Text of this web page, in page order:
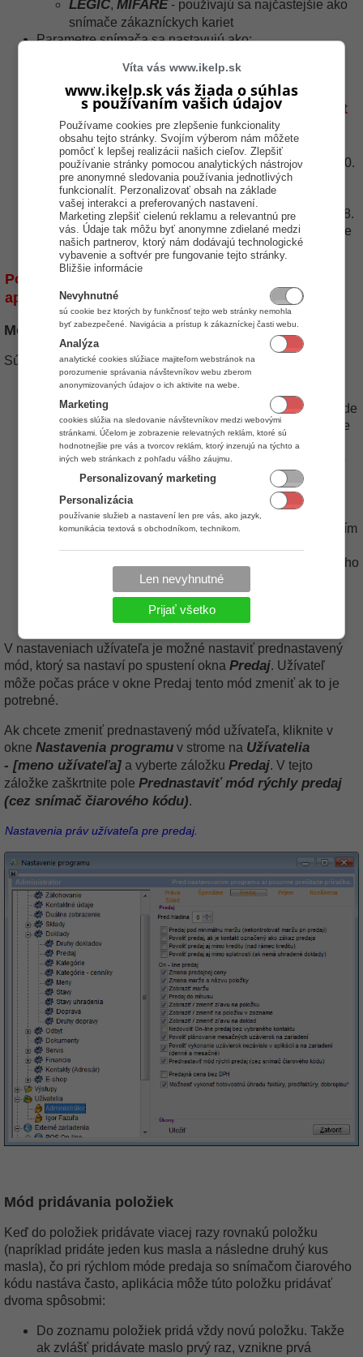
LEGIC, MIFARE- používajú sa najčastejšie ako
snímače zákazníckych kariet
Parametre snímača sa nastavujú ako:
(napríklad "6,9600,n,8,1#0")
port - číslo portu, na ktorom je snímač pripojený.
Najčastejšie musíte zmeniť len port
snímača.Ostatné parametre zostávajú
rovnaké.
rychlost - rýchlosť prenosu dát. Najčastejšie 9600.
parita - párna (p) alebo nepárna (n) parita.
Najčastejšie nepárna (n).
datove_bity - počet dátových bitov. Najčastejšie 8.
riadenie_toku - typ riadenia typu dát. Najčastejšie
0 - žiadne.
Po uložení konfigurácie musíte vypnúť a zapnúť
aplikáciu.
Mód predaja pomocou snímača čiarových kódov
Sú dva módy predaja pomocou snímača čiarových kódov:
Normálny- pri normálnom predaji sa po odsnímaní
čiarového kódu v okne Predaj vyplnia informácie o kóde
karty, názve karty a ceny karty. Skladové karta však nie
je okamžite pridaná do účtenky a predavač musí
pridanie skladovej karty do účtenky potvrdiť manuálne
(cez klávesnicu alebo myš).
Rýchly
- pri rýchlom móde predaja sa tovar po
odsnímaní čiarového kódu okamžite pridá do
rozpracovanej účtenky. Užívateľ môže pred odsnímaním
odsnímať čiarový kód potom, čím pridá dva kusy daného
Tento mód je rýchlejší a oveľa
vhodnejší, ak sa predáva pomocou snímača
V nastaveniach užívateľa je možné nastaviť prednastavený
mód, ktorý sa nastaví po spustení okna Predaj. Užívateľ
môže počas práce v okne Predaj tento mód zmeniť ak to je
potrebné.
Ak chcete zmeniť prednastavený mód užívateľa, kliknite v
okne Nastavenia programu v strome na Užívatelia
- [meno užívateľa] a vyberte záložku Predaj. V tejto
záložke zaškrtnite pole Prednastaviť mód rýchly predaj
(cez snímač čiarového kódu).
Nastavenia práv užívateľa pre predaj.
Mód pridávania položiek
Keď do položiek pridávate viacej razy rovnakú položku
(napríklad pridáte jeden kus masla a následne druhý kus
masla), čo pri rýchlom móde predaja so snímačom čiarového
kódu nastáva často, aplikácia môže túto položku pridávať
dvoma spôsobmi:
Do zoznamu položiek pridá vždy novú položku. Takže
ak zvlášť pridávate maslo prvý raz, vznikne prvá
Víta vás www.ikelp.sk
www.ikelp.sk vás žiada o súhlas
s používaním vašich údajov
Používame cookies pre zlepšenie funkcionality
obsahu tejto stránky. Svojím výberom nám môžete
pomôcť k lepšej realizácii našich cieľov. Zlepšiť
používanie stránky pomocou analytických nástrojov
pre anonymné sledovania používania jednotlivých
funkcionalít. Perzonalizovať obsah na základe
vašej interakci a preferovaných nastavení.
Marketing zlepšiť cielenú reklamu a relevantnú pre
vás. Údaje tak môžu byť anonymne zdielané medzi
našich partnerov, ktorý nám dodávajú technologické
vybavenie a softvér pre fungovanie tejto stránky.
Bližšie informácie
Nevyhnutné
sú cookie bez ktorých by funkčnosť tejto web stránky nemohla
byť zabezpečené. Navigácia a prístup k zákazníckej časti webu.
Analýza
analytické cookies slúžiace majiteľom webstránok na
porozumenie správania návštevníkov webu zberom
anonymizovaných údajov o ich aktivite na webe.
Marketing
cookies slúžia na sledovanie návštevníkov medzi webovými
stránkami. Účelom je zobrazenie relevatných reklám, ktoré sú
hodnotnejšie pre vás a tvorcov reklám, ktorý inzerujú na týchto a
iných web stránkach z pohľadu vášho záujmu.
Personalizovaný marketing
Personalizácia
používanie služieb a nastavení len pre vás, ako jazyk,
komunikácia textová s obchodníkom, technikom.
Len nevyhnutné
Prijať všetko